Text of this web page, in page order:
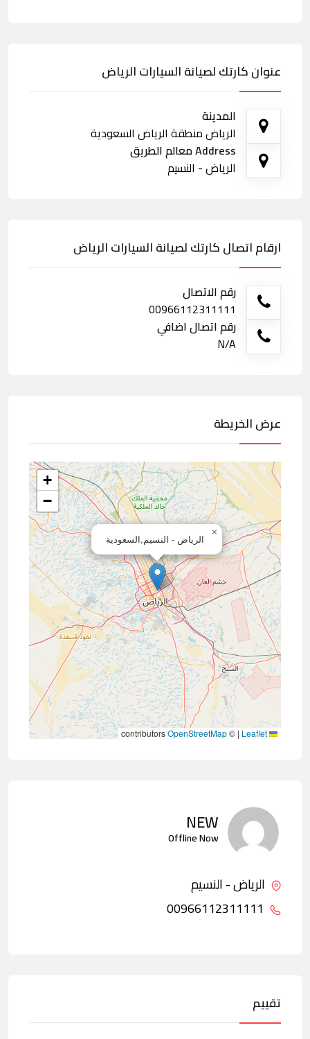
عنوان كارتك لصيانة السيارات الرياض
المدينة
الرياض منطقة الرياض السعودية
Address معالم الطريق
الرياض - النسيم
ارقام اتصال كارتك لصيانة السيارات الرياض
رقم الاتصال
00966112311111
رقم اتصال اضافي
N/A
عرض الخريطة
الرياض - النسيم,السعودية
×
+
−
|
©
OpenStreetMap
NEW
Offline Now
الرياض - النسيم
تقييم